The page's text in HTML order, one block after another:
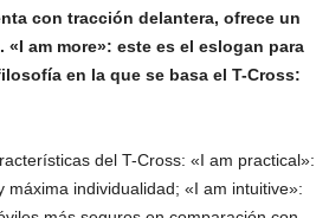
con tracción delantera, ofrece un
am more»: este es el eslogan para
en la que se basa el T-Cross:
del T-Cross: «I am practical»:
individualidad; «I am intuitive»: